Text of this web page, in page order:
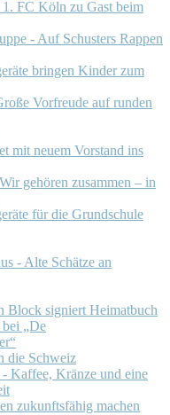
FC Köln zu Gast beim
- Auf Schusters Rappen
bringen Kinder zum
Vorfreude auf runden
mit neuem Vorstand ins
gehören zusammen – in
für die Grundschule
- Alte Schätze an
Block signiert Heimatbuch
„De
die Schweiz
Kaffee, Kränze und eine
zukunftsfähig machen